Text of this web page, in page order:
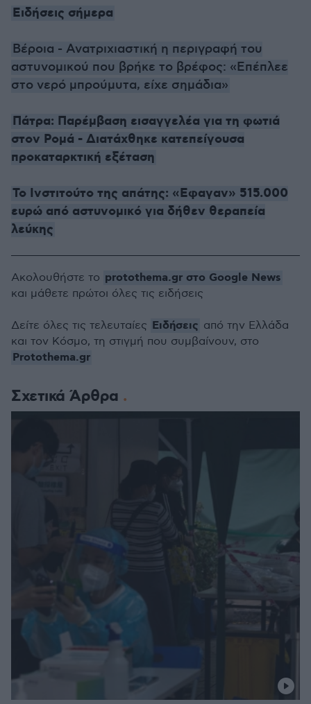
Ειδήσεις σήμερα
Βέροια - Ανατριχιαστική η περιγραφή του
αστυνομικού που βρήκε το βρέφος: «Eπέπλεε
στο νερό μπρούμυτα, είχε σημάδια»
Πάτρα: Παρέμβαση εισαγγελέα για τη φωτιά
στον Ρομά - Διατάχθηκε κατεπείγουσα
προκαταρκτική εξέταση
Το Ινστιτούτο της απάτης: «Eφαγαν» 515.000
ευρώ από αστυνομικό για δήθεν θεραπεία
λεύκης
Σχετικά Άρθρα
Ακολουθήστε το protothema.gr στο Google News
και μάθετε πρώτοι όλες τις ειδήσεις
Δείτε όλες τις τελευταίες Ειδήσεις από την Ελλάδα
και τον Κόσμο, τη στιγμή που συμβαίνουν, στο
Protothema.gr